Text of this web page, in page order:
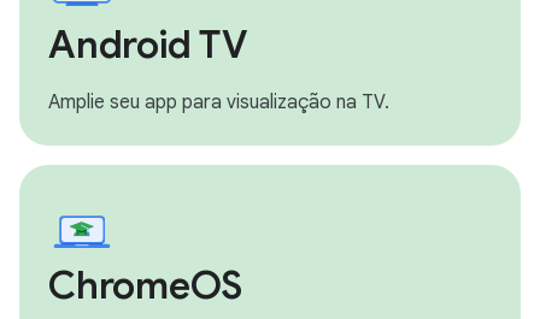
Android TV
Amplie seu app para visualização na TV.
ChromeOS